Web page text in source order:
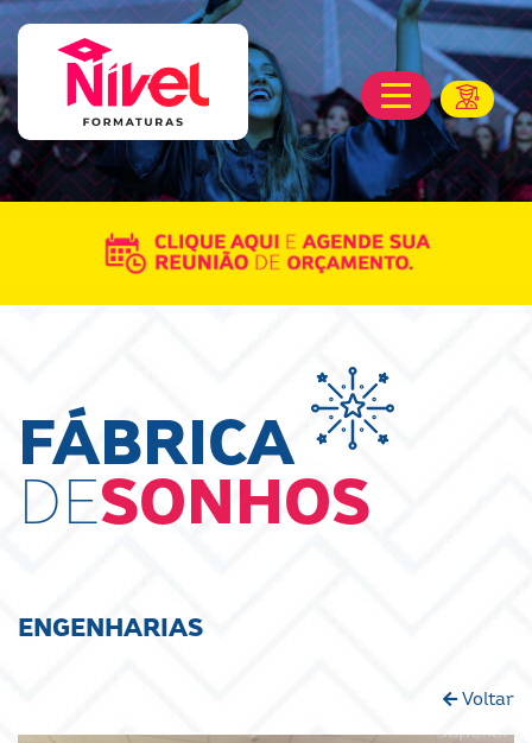
FÁBRICA
DESONHOS
ENGENHARIAS
Voltar